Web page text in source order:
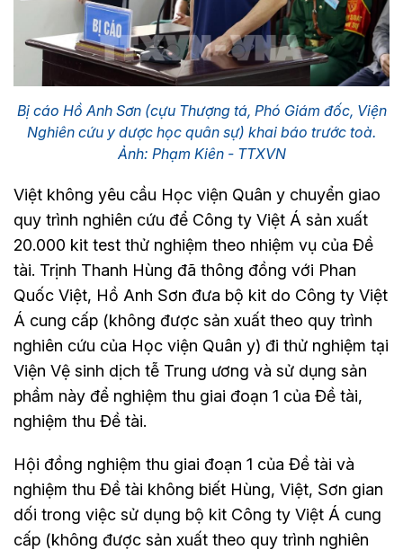
Bị cáo Hồ Anh Sơn (cựu Thượng tá, Phó Giám đốc, Viện
Nghiên cứu y dược học quân sự) khai báo trước toà.
Ảnh: Phạm Kiên - TTXVN
Việt không yêu cầu Học viện Quân y chuyển giao
quy trình nghiên cứu để Công ty Việt Á sản xuất
20.000 kit test thử nghiệm theo nhiệm vụ của Đề
tài. Trịnh Thanh Hùng đã thông đồng với Phan
Quốc Việt, Hồ Anh Sơn đưa bộ kit do Công ty Việt
Á cung cấp (không được sản xuất theo quy trình
nghiên cứu của Học viện Quân y) đi thử nghiệm tại
Viện Vệ sinh dịch tễ Trung ương và sử dụng sản
phầm này để nghiệm thu giai đoạn 1 của Đề tài,
nghiệm thu Đề tài.
Hội đồng nghiệm thu giai đoạn 1 của Đề tài và
nghiệm thu Đề tài không biết Hùng, Việt, Sơn gian
dối trong việc sử dụng bộ kit Công ty Việt Á cung
cấp (không được sản xuất theo quy trình nghiên